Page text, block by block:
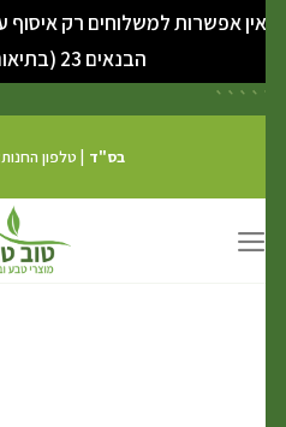
אין אפשרות למשלוחים רק איסוף
הבנאים 23 (בתיאום מראש)
```
בס"ד| טלפון החנות: 08-853-7556